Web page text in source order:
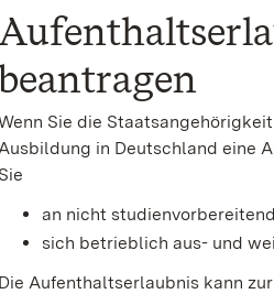
Sie die
in Deutschland eine
Sie
an nicht
sich betrieblich aus- und
Die Aufenthaltserlaubnis kann